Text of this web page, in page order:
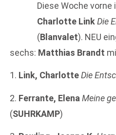
Diese Woche
Charlotte LinkDie
(Blanvalet). NEU
sechs: Matthias Brandt
1. Link, CharlotteDie
2. Ferrante, Elena Meine
(SUHRKAMP)